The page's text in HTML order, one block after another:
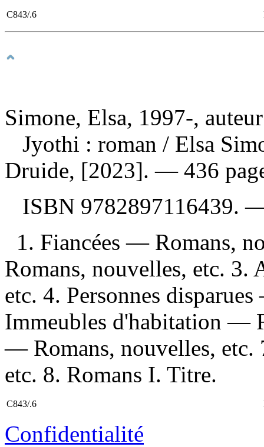
C843/.6
Simone, Elsa, 1997-, auteur
Jyothi : roman / Elsa
Druide, [2023]. — 436
ISBN 9782897116439.
1. Fiancées — Romans,
Romans, nouvelles, etc.
etc. 4. Personnes
Immeubles d'habitation —
— Romans, nouvelles,
etc. 8. Romans I. Titre.
C843/.6
Confidentialité